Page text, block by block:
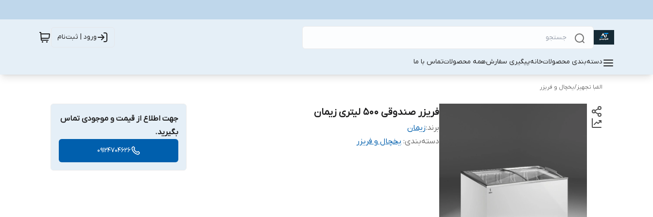
ورود | ثبت‌نام
دسته‌بندی محصولاتخانهپیگیری سفارشهمه محصولاتتماس با ما
الفبا تجهیز/یخچال و فریزر
فریزر صندوقی 500 لیتری زیمان
برند:زیمان
دسته‌بندی: یخچال و فریزر
جهت اطلاع از قیمت و موجودی تماس
بگیرید.
09124704626